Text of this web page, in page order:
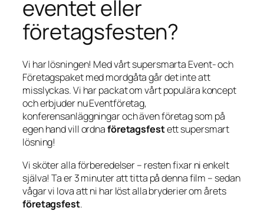
eventet eller
företagsfesten?
Vi har lösningen! Med vårt supersmarta Event- och
Företagspaket med mordgåta går det inte att
misslyckas. Vi har packat om vårt populära koncept
och erbjuder nu Eventföretag,
konferensanläggningar och även företag som på
egen hand vill ordnaföretagsfestett supersmart
lösning!
Vi sköter alla förberedelser – resten fixar ni enkelt
själva! Ta er 3 minuter att titta på denna film – sedan
vågar vi lova att ni har löst alla bryderier om årets
företagsfest.